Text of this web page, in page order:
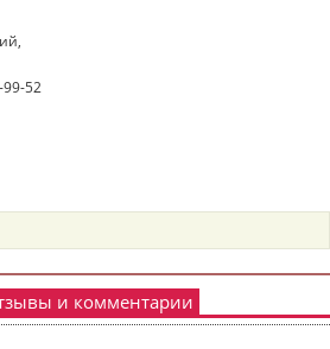
пїЅпїЅпїЅпїЅпїЅ
пїЅпїЅпїЅ пїЅпїЅпїЅпїЅпїЅпїЅ
99-52
и комментарии